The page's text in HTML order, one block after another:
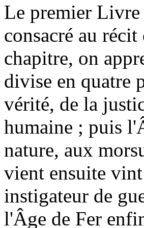
Le premier Livre
consacré au
chapitre, on
divise en quatre
vérité, de la
humaine ; puis
nature, aux
vient ensuite
instigateur de
l'Âge de Fer